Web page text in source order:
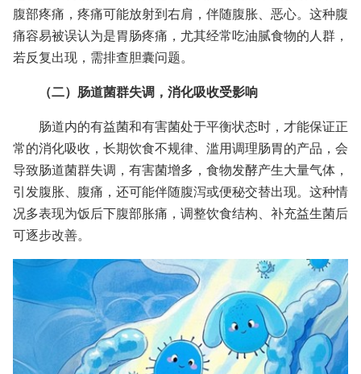
腹部疼痛，疼痛可能放射到右肩，伴随腹胀、恶心。这种腹
痛容易被误认为是胃肠疼痛，尤其经常吃油腻食物的人群，
若反复出现，需排查胆囊问题。
（二）肠道菌群失调，消化吸收受影响
肠道内的有益菌和有害菌处于平衡状态时，才能保证正
常的消化吸收，长期饮食不规律、滥用调理肠胃的产品，会
导致肠道菌群失调，有害菌增多，食物发酵产生大量气体，
引发腹胀、腹痛，还可能伴随腹泻或便秘交替出现。这种情
况多表现为饭后下腹部胀痛，调整饮食结构、补充益生菌后
可逐步改善。